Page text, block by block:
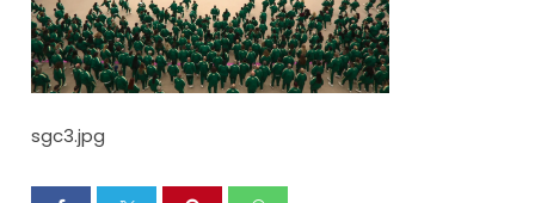
sgc3.jpg